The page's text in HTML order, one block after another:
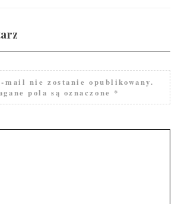
mail nie zostanie opublikowany.
pola są oznaczone *